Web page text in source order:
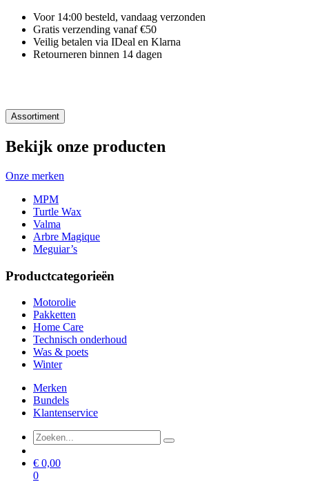
Voor 14:00 besteld, vandaag verzonden
Gratis verzending vanaf €50
Veilig betalen via IDeal en Klarna
Retourneren binnen 14 dagen
Assortiment
Bekijk onze producten
Onze merken
MPM
Turtle Wax
Valma
Arbre Magique
Meguiar’s
Productcategorieën
Motorolie
Pakketten
Home Care
Technisch onderhoud
Was & poets
Winter
Merken
Bundels
Klantenservice
€ 0,00
0